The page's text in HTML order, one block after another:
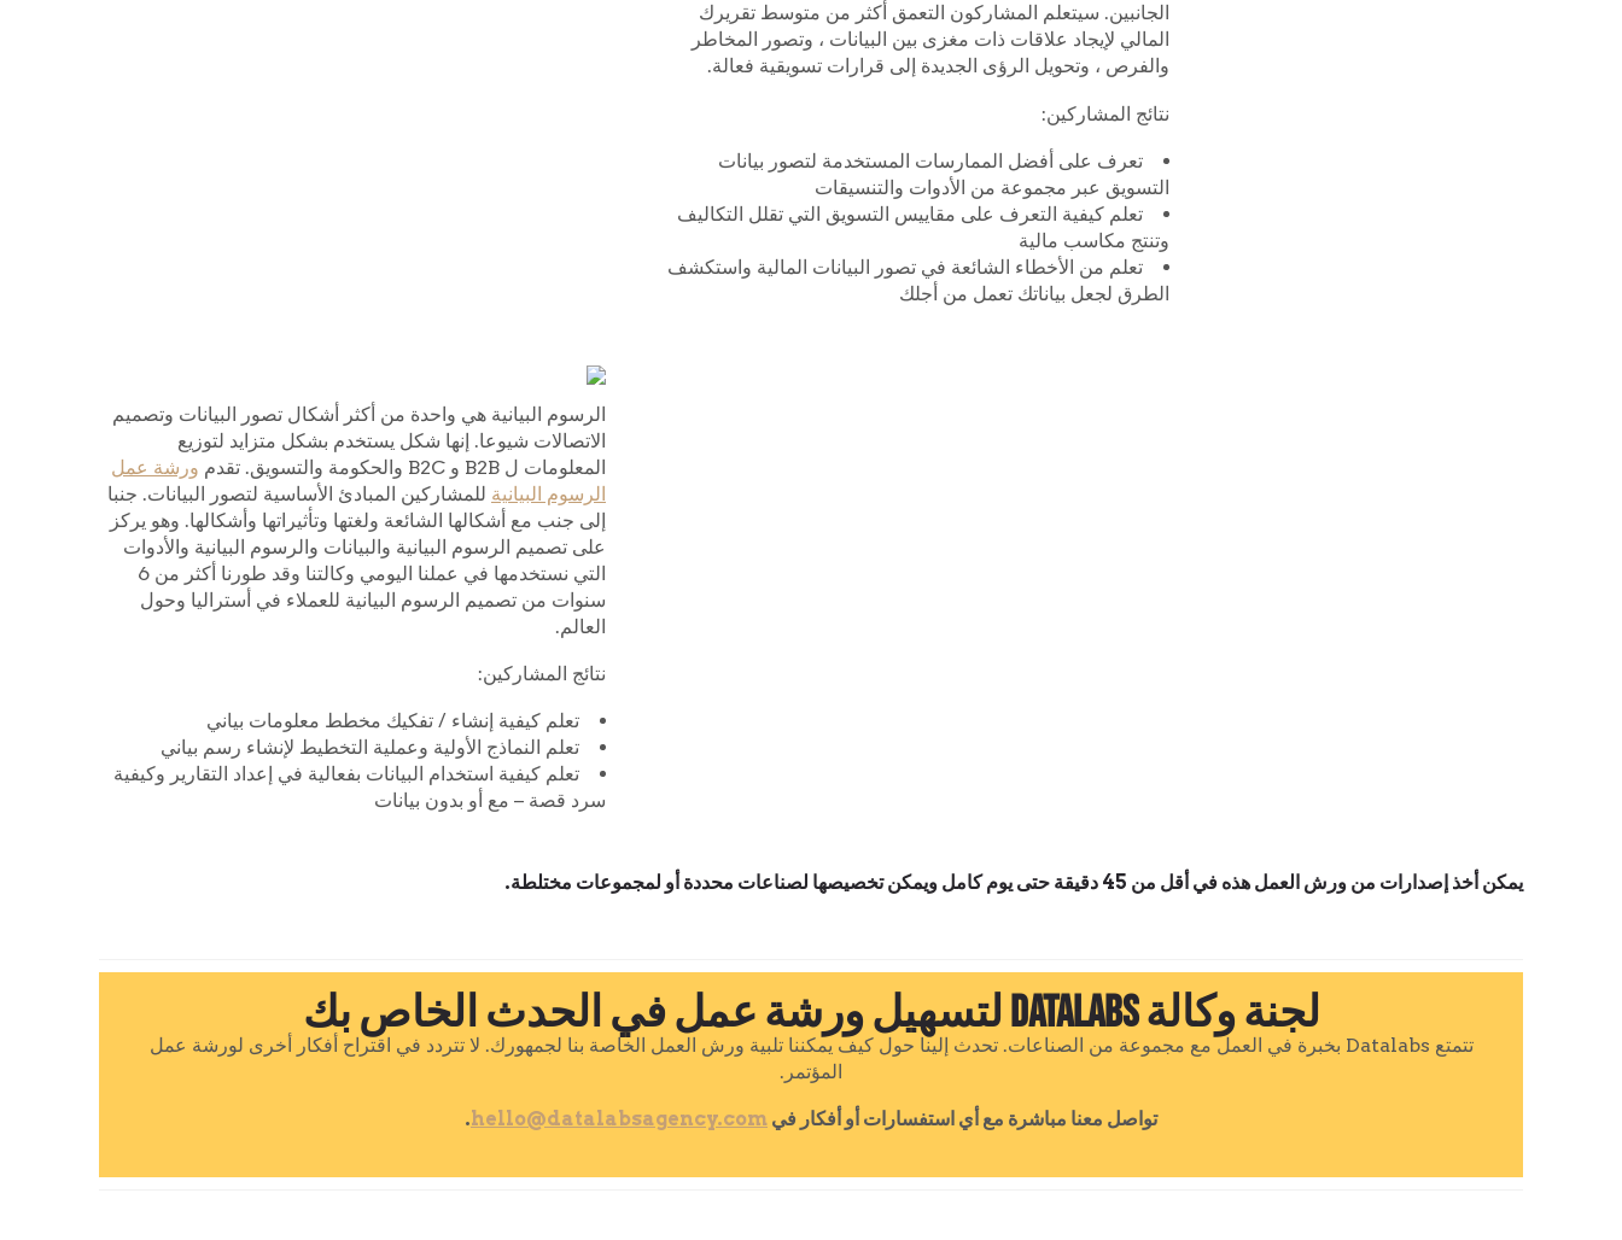
الجانبين. سيتعلم المشاركون التعمق أكثر من متوسط تقريرك
المالي لإيجاد علاقات ذات مغزى بين البيانات ، وتصور المخاطر
والفرص ، وتحويل الرؤى الجديدة إلى قرارات تسويقية فعالة.
نتائج المشاركين:
تعرف على أفضل الممارسات المستخدمة لتصور بيانات
التسويق عبر مجموعة من الأدوات والتنسيقات
تعلم كيفية التعرف على مقاييس التسويق التي تقلل التكاليف
وتنتج مكاسب مالية
تعلم من الأخطاء الشائعة في تصور البيانات المالية واستكشف
الطرق لجعل بياناتك تعمل من أجلك
الرسوم البيانية هي واحدة من أكثر أشكال تصور البيانات وتصميم
الاتصالات شيوعا. إنها شكل يستخدم بشكل متزايد لتوزيع
المعلومات ل B2B و B2C والحكومة والتسويق. تقدم
ورشة عمل
الرسوم البيانية للمشاركين المبادئ الأساسية لتصور البيانات. جنبا
إلى جنب مع أشكالها الشائعة ولغتها وتأثيراتها وأشكالها. وهو يركز
على تصميم الرسوم البيانية والبيانات والرسوم البيانية والأدوات
التي نستخدمها في عملنا اليومي وكالتنا وقد طورنا أكثر من 6
سنوات من تصميم الرسوم البيانية للعملاء في أستراليا وحول
العالم.
نتائج المشاركين:
تعلم كيفية إنشاء / تفكيك مخطط معلومات بياني
تعلم النماذج الأولية وعملية التخطيط لإنشاء رسم بياني
تعلم كيفية استخدام البيانات بفعالية في إعداد التقارير وكيفية
سرد قصة – مع أو بدون بيانات
يمكن أخذ إصدارات من ورش العمل هذه في أقل من 45 دقيقة حتى يوم كامل ويمكن تخصيصها لصناعات محددة أو لمجموعات مختلطة.
لجنة وكالة Datalabs لتسهيل ورشة عمل في الحدث الخاص بك
تتمتع Datalabs بخبرة في العمل مع مجموعة من الصناعات. تحدث إلينا حول كيف يمكننا تلبية ورش العمل الخاصة بنا لجمهورك. لا تتردد في اقتراح أفكار أخرى لورشة عمل
المؤتمر.
تواصل معنا مباشرة مع أي استفسارات أو أفكار في hello@datalabsagency.com
.